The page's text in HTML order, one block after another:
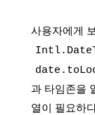
사용자에게
과 타임존을
열이 필요하